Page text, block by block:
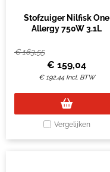
Stofzuiger Nilfisk One
Allergy 750W 3.1L
€163,55
€ 159,04
€192,44 Incl. BTW
Vergelijken